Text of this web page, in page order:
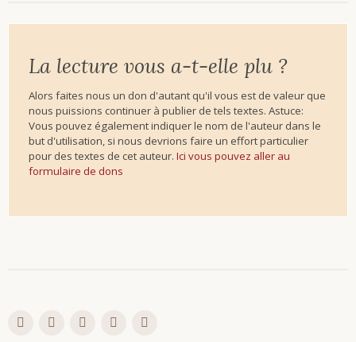
La lecture vous a-t-elle plu ?
Alors faites nous un don d'autant qu'il vous est de valeur que
nous puissions continuer à publier de tels textes. Astuce:
Vous pouvez également indiquer le nom de l'auteur dans le
but d'utilisation, si nous devrions faire un effort particulier
pour des textes de cet auteur. Ici vous pouvez aller au
formulaire de dons